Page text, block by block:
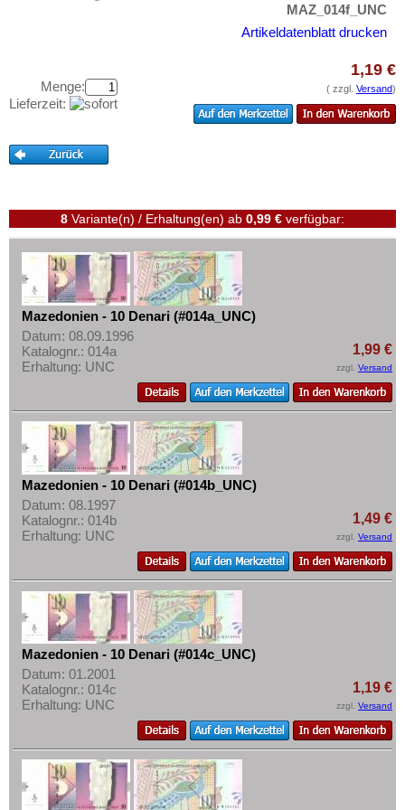
Österreich
Polen
Rumänien
Saarland
Schottland
Schweden
Schweiz
Serbien
Slowenien
Spanien
Spitzbergen
Tatarstan
Transnistrien
Tschechische Republik
Tschechoslowakei
Türkei
Ukraine
Ungarn
Vatikan
Weissrussland
Aufbewahrung
Ihre Bewertungen
Informationen
Preislisten
Ankauf
Erhaltungsgrade
Gratisbanknoten
FAQ
Mehr über...
Zahlungsbedingungen
Privatsphäre und Datenschutz
Widerrufsbelehrung
Liefer- und Versandkosten
Impressum
MAZ_014f_UNC
Artikeldatenblatt drucken
Menge:
Lieferzeit:
1,19 €
( zzgl. Versand)
8 Variante(n) / Erhaltung(en) ab 0,99 € verfügbar:
Mazedonien - 10 Denari (#014a_UNC)
Datum: 08.09.1996
Katalognr.: 014a
Erhaltung: UNC
1,99 €
zzgl. Versand
Mazedonien - 10 Denari (#014b_UNC)
Datum: 08.1997
Katalognr.: 014b
Erhaltung: UNC
1,49 €
zzgl. Versand
Mazedonien - 10 Denari (#014c_UNC)
Datum: 01.2001
Katalognr.: 014c
Erhaltung: UNC
1,19 €
zzgl. Versand